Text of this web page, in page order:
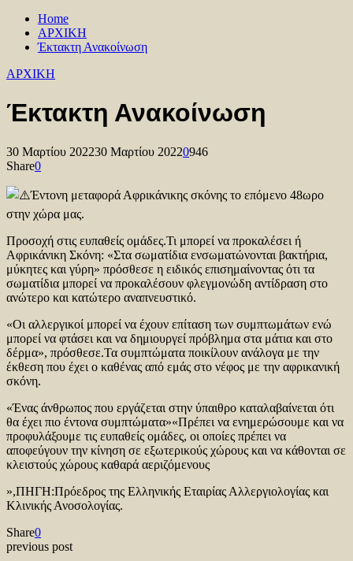
Home
ΑΡΧΙΚΗ
Έκτακτη Ανακοίνωση
ΑΡΧΙΚΗ
Έκτακτη Ανακοίνωση
30 Μαρτίου 202230 Μαρτίου 20220946
Share0
Έντονη μεταφορά Αφρικάνικης σκόνης το επόμενο 48ωρο
στην χώρα μας.
Προσοχή στις ευπαθείς ομάδες.Τι μπορεί να προκαλέσει ή
Αφρικάνικη Σκόνη: «Στα σωματίδια ενσωματώνονται βακτήρια,
μύκητες και γύρη» πρόσθεσε η ειδικός επισημαίνοντας ότι τα
σωματίδια μπορεί να προκαλέσουν φλεγμονώδη αντίδραση στο
ανώτερο και κατώτερο αναπνευστικό.
«Οι αλλεργικοί μπορεί να έχουν επίταση των συμπτωμάτων ενώ
μπορεί να φτάσει και να δημιουργεί πρόβλημα στα μάτια και στο
δέρμα», πρόσθεσε.Τα συμπτώματα ποικίλουν ανάλογα με την
έκθεση που έχει ο καθένας από εμάς στο νέφος με την αφρικανική
σκόνη.
«Ένας άνθρωπος που εργάζεται στην ύπαιθρο καταλαβαίνεται ότι
θα έχει πιο έντονα συμπτώματα»«Πρέπει να ενημερώσουμε και να
προφυλάξουμε τις ευπαθείς ομάδες, οι οποίες πρέπει να
αποφεύγουν την κίνηση σε εξωτερικούς χώρους και να κάθονται σε
κλειστούς χώρους καθαρά αεριζόμενους
»,ΠΗΓΗ:Πρόεδρος της Ελληνικής Εταιρίας Αλλεργιολογίας και
Κλινικής Ανοσολογίας.
Share0
previous post